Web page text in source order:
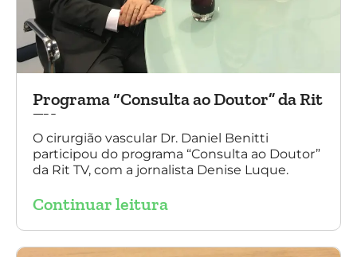
Programa “Consulta ao Doutor” da Rit
TV
O cirurgião vascular Dr. Daniel Benitti
participou do programa “Consulta ao Doutor”
da Rit TV, com a jornalista Denise Luque.
Continuar leitura